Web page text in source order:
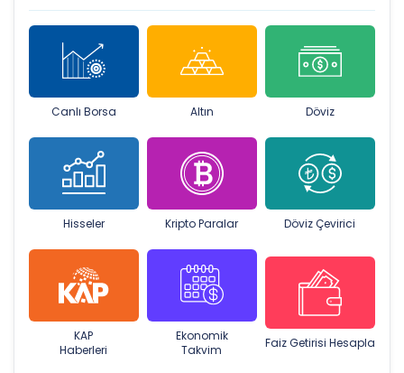
Canlı Borsa Altın Döviz
Hisseler Kripto Paralar Döviz Çevirici
KAP
Haberleri
Ekonomik
Takvim
Faiz Getirisi Hesapla